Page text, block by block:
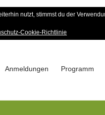
Verein
Anmeldungen Programm
nutzt, stimmst du der
Cookie-Richtlinie